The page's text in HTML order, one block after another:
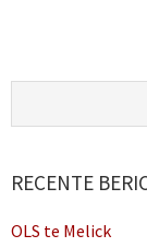
RECENTE
OLS te Melick